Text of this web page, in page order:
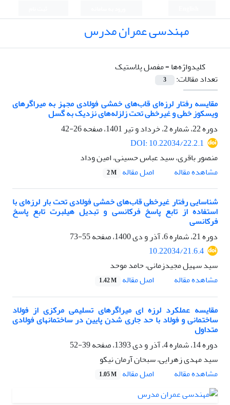
مهندسی عمران مدرس
کلیدواژه‌ها =مفصل پلاستیک
تعداد مقالات:
3
مقایسه رفتار لرزه‌ای قا‌ب‌های خمشی فولادی مجهز به میراگرهای
ویسکوز خطی و غیرخطی تحت زلزله‌های نزدیک به گسل
دوره 22، شماره 2، خرداد و تیر 1401، صفحه
26-42
DOI: 10.22034/22.2.1
منصور باقری، سید عباس حسینی، امین وداد
مشاهده مقاله
اصل مقاله 2 M
شناسایی رفتار غیرخطی قاب‌های خمشی فولادی تحت بار لرزه‌ای با
استفاده از تابع پاسخ فرکانسی و تبدیل هیلبرت تابع پاسخ
فرکانسی
دوره 21، شماره 6، آذر و دی 1400، صفحه
55-73
10.22034/21.6.4
سید سهیل مجیدزمانی، حامد موحد
مشاهده مقاله
اصل مقاله 1.42 M
مقایسه عملکرد لرزه ای میراگرهای تسلیمی مرکزی از فولاد
ساختمانی و فولاد با حد جاری شدن پایین در ساختمانهای فولادی
متداول
دوره 14، شماره 4، آذر و دی 1393، صفحه
39-52
سید مهدی زهرایی، سبحان آرمان نیکو
مشاهده مقاله
اصل مقاله 1.05 M